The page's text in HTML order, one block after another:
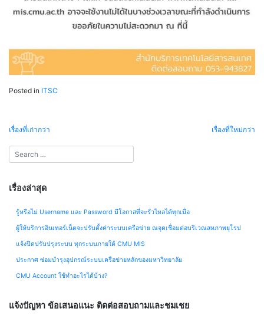
Posted in ITSC
แนะแนว
เรื่อง
เรื่องที่เก่ากว่า เรื่องที่ใหม่กว่า
เรื่องล่าสุด
รู้หรือไม่ Username และ Password มีโอกาสที่จะรั่วไหลได้ทุกเมื่อ
ผู้ให้บริการอินเทอร์เน็ตจะปรับตั้งค่าระบบเครือข่าย ณจุดเชื่อมต่อบริเวณสหภาพยุโรป
แจ้งปิดปรับปรุงระบบ ทุกระบบภายใต้ CMU MIS
ประกาศ ซ่อมบำรุงอุปกรณ์ระบบเครือข่ายหลักของมหาวิทยาลัย
CMU Account ใช้ทำอะไรได้บ้าง?
แจ้งปัญหา ข้อเสนอแนะ ติดต่อสอบถามและชมเชย